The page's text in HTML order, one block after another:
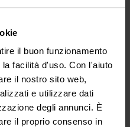
il buon funzionamento
facilità d'uso. Con l'aiuto
il nostro sito web,
e utilizzare dati
degli annunci. È
il proprio consenso in
MERINO
pelle - elastico,
trasporto
temperatura corporea,
naturali e ha una